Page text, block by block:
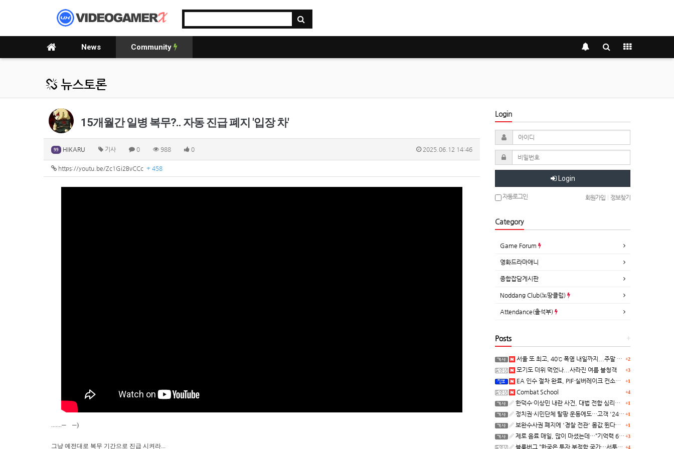
News Community
뉴스토론
15개월간 일병 복무?.. 자동 진급 폐지 '입장 차'
99 HIKARU 기사 0 988 0 2025.06.12 14:46
https://youtu.be/Zc1Gi2BvCCc + 458
.......─ ─)
그냥 예전대로 복무 기간으로 진급 시켜라...
Login
Login
자동로그인 회원가입 정보찾기
Category
Game Forum
영화드라마애니
종합잡담게시판
Noddang Club(노땅클럽)
Attendance(출석부)
+
Posts
+2
서울 또 최고, 40℃ 폭염 내일까지...주말 동쪽 비바람
+3
모기도 더위 먹었나...사라진 여름 불청객
+1
EA 인수 절차 완료, PIF·실버레이크 컨소시엄 산하 편입
+4
Combat School
+1
한덕수·이상민 내란 사건, 대법 전합 심리…"역사적 사법평가"(종합)
+1
정치권·시민단체 탈팡 운동에도…고객 '2470만명' 원상 회복, "고물가에 돌팡"
+1
보완수사권 폐지에 '경찰 전관' 몸값 뛴다…대형 로펌 영입전쟁
+3
제로 음료 매일, 많이 마셨는데…“기억력 62% 더 빨리 떨어진다
+4
블룸버그 “한국은 투자 부적합 국가…서투른 정책이 투자자에게 트라우마”